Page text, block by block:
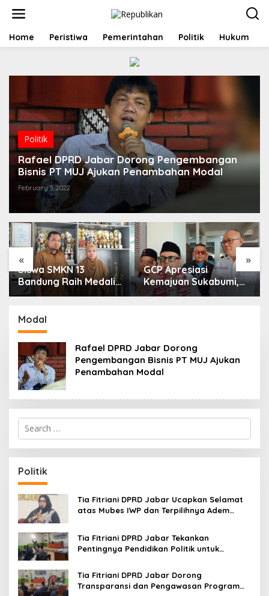
t
Home Peristiwa Pemerintahan Politik Hukum
Politik
Rafael DPRD Jabar Dorong Pengembangan
Bisnis PT MUJ Ajukan Penambahan Modal
February 3, 2022
« »
Siswa SMKN 13
Bandung Raih Medali
Emas LKS Nasional
Computing
GCP Apresiasi
Kemajuan Sukabumi,
Dorong Sinergi Pusat
Modal
Rafael DPRD Jabar Dorong
Pengembangan Bisnis PT MUJ Ajukan
Penambahan Modal
S
r
c
h
f
o
:
Politik
Tia Fitriani DPRD Jabar Ucapkan Selamat
atas Mubes IWP dan Terpilihnya Adem
Tia Fitriani DPRD Jabar Tekankan
Pentingnya Pendidikan Politik untuk
Bandung
Tia Fitriani DPRD Jabar Dorong
Transparansi dan Pengawasan Program